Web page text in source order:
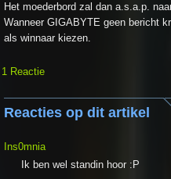
Het moederbord zal dan a.s.a.p.
Wanneer GIGABYTE geen bericht
als winnaar kiezen.
1 Reactie
Reacties op dit artikel
Ins0mnia
Ik ben wel standin hoor :P